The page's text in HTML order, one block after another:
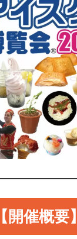
【開催概要】